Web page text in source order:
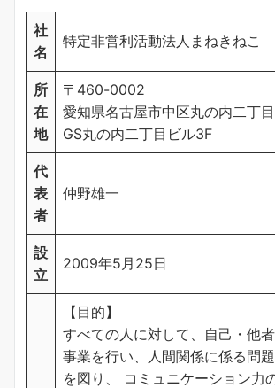
社
名
特定非営利活動法人まねきねこ
所
在
地
〒460-0002
愛知県名古屋市中区丸の内二丁
GS丸の内二丁目ビル3F
代
表
者
仲野雄一
設
立
2009年5月25日
【目的】
すべての人に対して、自己・他
事業を行い、人間関係に係る問
を図り、 コミュニケーション力